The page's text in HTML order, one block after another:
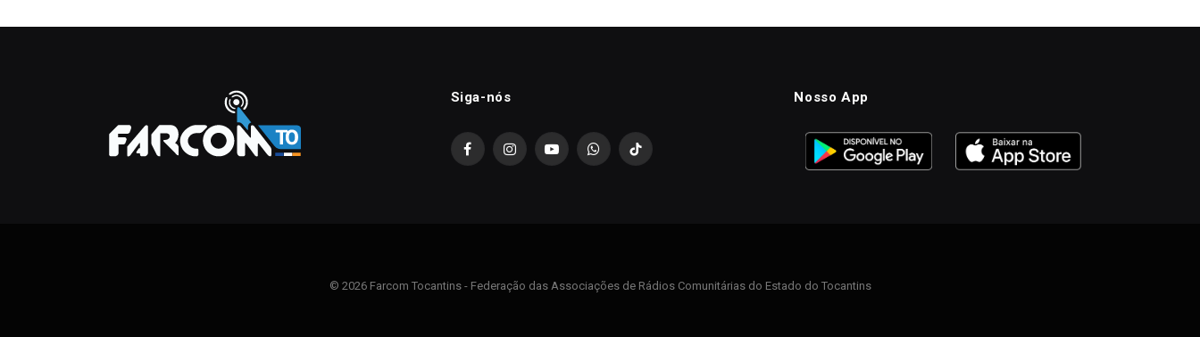
Siga-nós
FacebookInstagramYouTubeWhatsAppTikTok
Nosso App
© 2026 Farcom Tocantins - Federação das Associações de Rádios Comunitárias do Estado do Tocantins